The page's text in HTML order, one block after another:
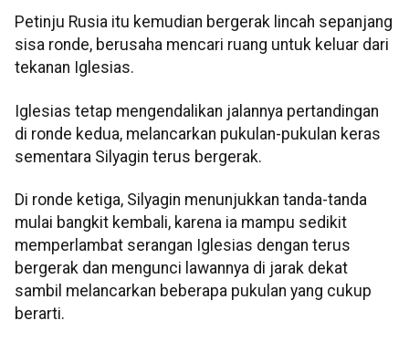
Petinju Rusia itu kemudian bergerak lincah sepanjang
sisa ronde, berusaha mencari ruang untuk keluar dari
tekanan Iglesias.
Iglesias tetap mengendalikan jalannya pertandingan
di ronde kedua, melancarkan pukulan-pukulan keras
sementara Silyagin terus bergerak.
Di ronde ketiga, Silyagin menunjukkan tanda-tanda
mulai bangkit kembali, karena ia mampu sedikit
memperlambat serangan Iglesias dengan terus
bergerak dan mengunci lawannya di jarak dekat
sambil melancarkan beberapa pukulan yang cukup
berarti.